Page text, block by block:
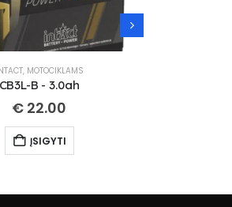
, MOTOCIKLAMS
CB3L-B - 3.0ah
€ 22.00
ĮSIGYTI